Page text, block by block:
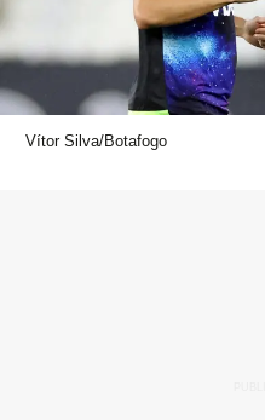
Vítor Silva/Botafogo